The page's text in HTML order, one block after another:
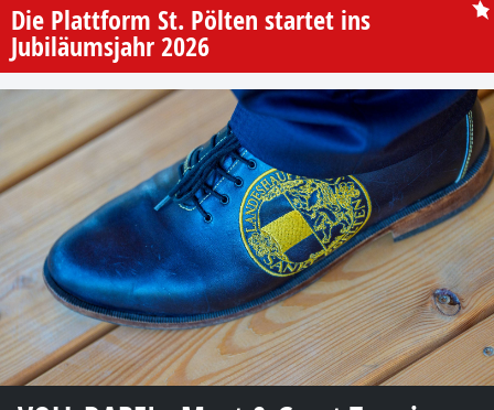
Die Plattform St. Pölten startet ins
Jubiläumsjahr 2026